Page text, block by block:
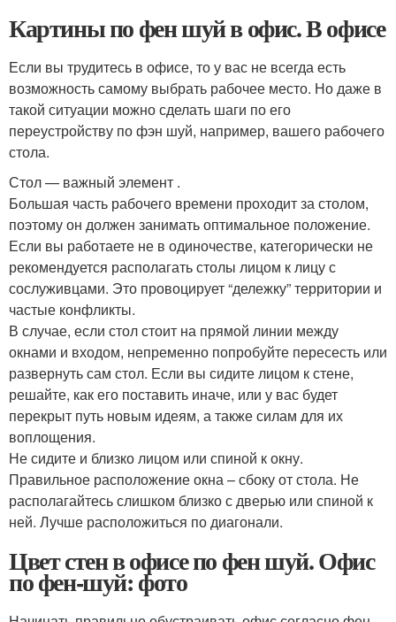
Картины по фен шуй в офис. В офисе
Если вы трудитесь в офисе, то у вас не всегда есть
возможность самому выбрать рабочее место. Но даже в
такой ситуации можно сделать шаги по его
переустройству по фэн шуй, например, вашего рабочего
стола.
Стол — важный элемент .
Большая часть рабочего времени проходит за столом,
поэтому он должен занимать оптимальное положение.
Если вы работаете не в одиночестве, категорически не
рекомендуется располагать столы лицом к лицу с
сослуживцами. Это провоцирует “дележку” территории и
частые конфликты.
В случае, если стол стоит на прямой линии между
окнами и входом, непременно попробуйте пересесть или
развернуть сам стол. Если вы сидите лицом к стене,
решайте, как его поставить иначе, или у вас будет
перекрыт путь новым идеям, а также силам для их
воплощения.
Не сидите и близко лицом или спиной к окну.
Правильное расположение окна – сбоку от стола. Не
располагайтесь слишком близко с дверью или спиной к
ней. Лучше расположиться по диагонали.
Цвет стен в офисе по фен шуй. Офис
по фен-шуй: фото